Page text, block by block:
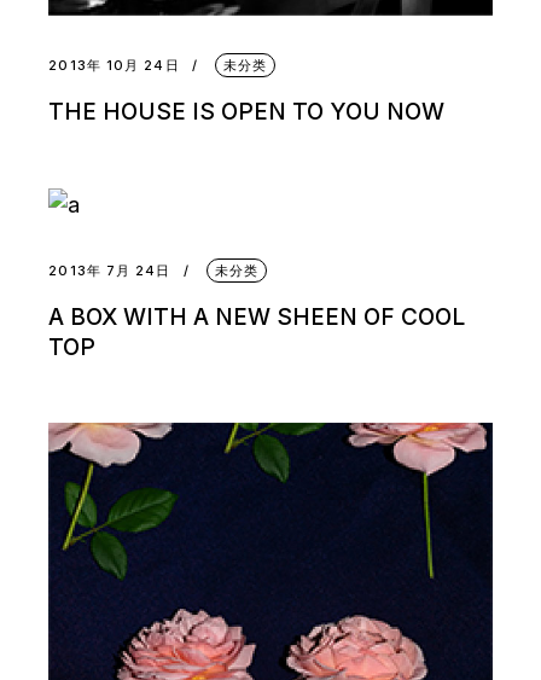
2013年 10月 24日 未分类
THE HOUSE IS OPEN TO YOU NOW
2013年 7月 24日 未分类
A BOX WITH A NEW SHEEN OF COOL
TOP